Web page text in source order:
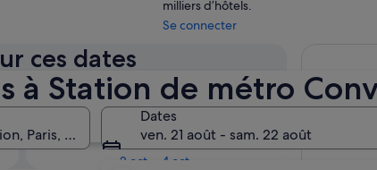
à Station de métro
Dates
ven. 21 août - sam. 22 août
milliers d’hôtels.
Se connecter
ces dates
Dans deux semaines
21 août - 23 août
Dans deux mois
2 oct. - 4 oct.